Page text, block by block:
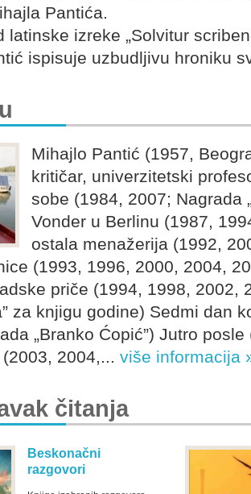
Pantića.
latinske izreke „Solvitur
ispisuje uzbudljivu hroniku
Mihajlo Pantić (1957,
kritičar, univerzitetski
sobe (1984, 2007; Nagrada
Vonder u Berlinu (1987,
ostala menažerija (1992,
(1993, 1996, 2000, 2004,
priče (1994, 1998, 2002,
za knjigu godine) Sedmi dan
„Branko Ćopić”) Jutro
2004,... više informacija
čitanja
Beskonačni
razgovori